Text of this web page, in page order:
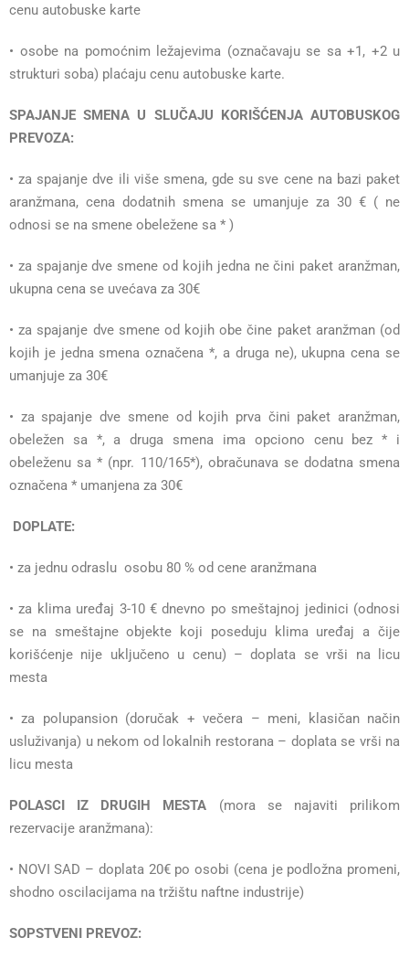
cenu autobuske karte
• osobe na pomoćnim ležajevima (označavaju se sa +1, +2 u
strukturi soba) plaćaju cenu autobuske karte.
SPAJANJE SMENA U SLUČAJU KORIŠĆENJA AUTOBUSKOG
PREVOZA:
• za spajanje dve ili više smena, gde su sve cene na bazi paket
aranžmana, cena dodatnih smena se umanjuje za 30 € ( ne
odnosi se na smene obeležene sa * )
• za spajanje dve smene od kojih jedna ne čini paket aranžman,
ukupna cena se uvećava za 30€
• za spajanje dve smene od kojih obe čine paket aranžman (od
kojih je jedna smena označena *, a druga ne), ukupna cena se
umanjuje za 30€
• za spajanje dve smene od kojih prva čini paket aranžman,
obeležen sa *, a druga smena ima opciono cenu bez * i
obeleženu sa * (npr. 110/165*), obračunava se dodatna smena
označena * umanjena za 30€
DOPLATE:
• za jednu odraslu osobu 80 % od cene aranžmana
• za klima uređaj 3-10 € dnevno po smeštajnoj jedinici (odnosi
se na smeštajne objekte koji poseduju klima uređaj a čije
korišćenje nije uključeno u cenu) – doplata se vrši na licu
mesta
• za polupansion (doručak + večera – meni, klasičan način
usluživanja) u nekom od lokalnih restorana – doplata se vrši na
licu mesta
POLASCI IZ DRUGIH MESTA (mora se najaviti prilikom
rezervacije aranžmana):
• NOVI SAD – doplata 20€ po osobi (cena je podložna promeni,
shodno oscilacijama na tržištu naftne industrije)
SOPSTVENI PREVOZ: